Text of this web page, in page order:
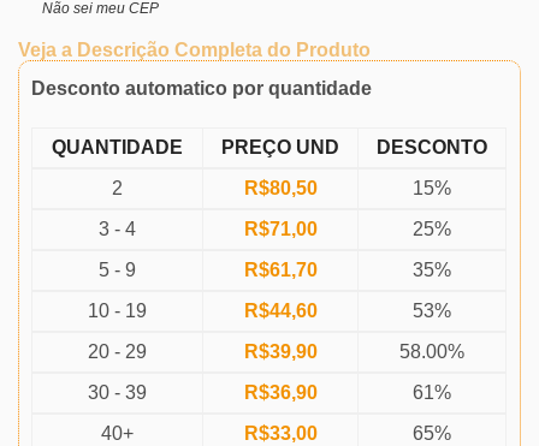
Não sei meu CEP
Veja a Descrição Completa do Produto
Desconto automatico por quantidade
QUANTIDADE PREÇO UND
DESCONTO
2
R$80,50
15%
3 - 4
R$71,00
25%
5 - 9
R$61,70
35%
10 - 19
R$44,60
53%
20 - 29
R$39,90
58.00%
30 - 39
R$36,90
61%
40+
R$33,00 65%